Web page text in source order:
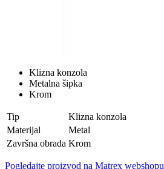
Klizna konzola
Metalna šipka
Krom
Tip
Klizna konzola
Materijal
Metal
Završna obrada Krom
Pogledajte proizvod na Matrex webshopu